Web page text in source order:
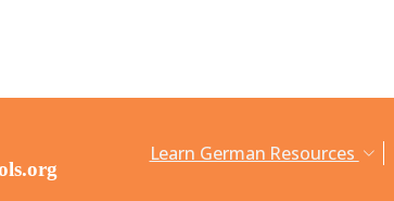
Learn German Resources